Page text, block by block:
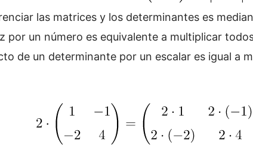
las matrices y los determinantes es
por un número es equivalente a multiplicar
de un determinante por un escalar es igual a